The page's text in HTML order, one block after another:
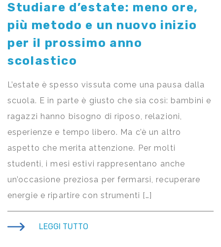
Studiare d’estate: meno ore,
più metodo e un nuovo inizio
per il prossimo anno
scolastico
L’estate è spesso vissuta come una pausa dalla
scuola. E in parte è giusto che sia così: bambini e
ragazzi hanno bisogno di riposo, relazioni,
esperienze e tempo libero. Ma c’è un altro
aspetto che merita attenzione. Per molti
studenti, i mesi estivi rappresentano anche
un’occasione preziosa per fermarsi, recuperare
energie e ripartire con strumenti […]
LEGGI TUTTO